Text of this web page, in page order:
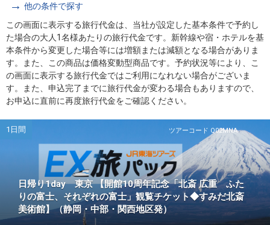
他の条件で探す
この画面に表示する旅行代金は、当社が設定した基本条件で予約し
た場合の大人1名様あたりの旅行代金です。新幹線や宿・ホテルを基
本条件から変更した場合等には増額または減額となる場合がありま
す。また、この商品は価格変動型商品です。予約状況等により、こ
の画面に表示する旅行代金ではご利用になれない場合がございま
す。また、申込完了までに旅行代金が変わる場合もありますので、
お申込に直前に再度旅行代金をご確認ください。
ツアーコード Q02MNA
1日間
日帰り1day 東京 【開館10周年記念「北斎 広重 ふた
りの富士、それぞれの富士」観覧チケット◆すみだ北斎
美術館】（静岡・中部・関西地区発）